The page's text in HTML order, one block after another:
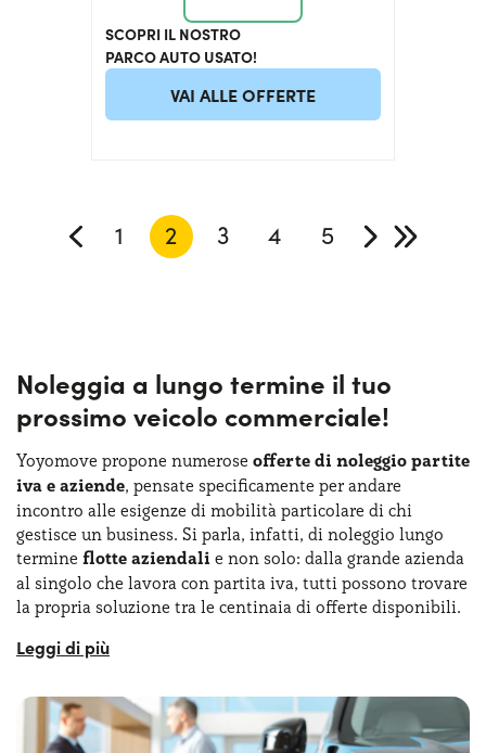
SCOPRI IL NOSTRO
PARCO AUTO USATO!
VAI ALLE OFFERTE
1 2 3 4 5
Noleggia a lungo termine il tuo
prossimo veicolo commerciale!
Yoyomove propone numerose offerte di noleggio partite
iva e aziende, pensate specificamente per andare
incontro alle esigenze di mobilità particolare di chi
gestisce un business. Si parla, infatti, di noleggio lungo
termine flotte aziendali e non solo: dalla grande azienda
al singolo che lavora con partita iva, tutti possono trovare
la propria soluzione tra le centinaia di offerte disponibili.
I motivi per cui sempre più aziende e partite iva cercano
flessibilitàche questo tipo di servizio offre: i requisiti del
noleggio lungo termine partita iva sono ovviamente